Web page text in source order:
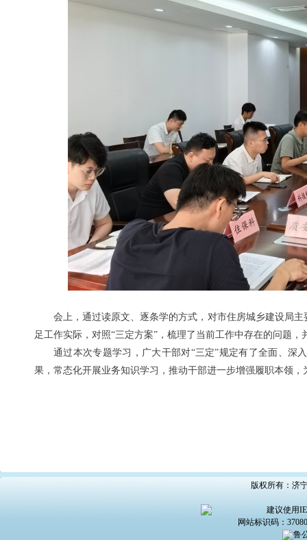
会上，通过读原文、逐条学的方式，对市住房城乡建设局
足工作实际，对照“三定方案”，梳理了当前工作中存在的问题
通过本次专题学习，广大干部对“三定”规定有了全面、深
果，常态化开展业务知识学习，推动干部进一步增强履职本领
版权所有：济
建议使用
网站标识码：
鲁